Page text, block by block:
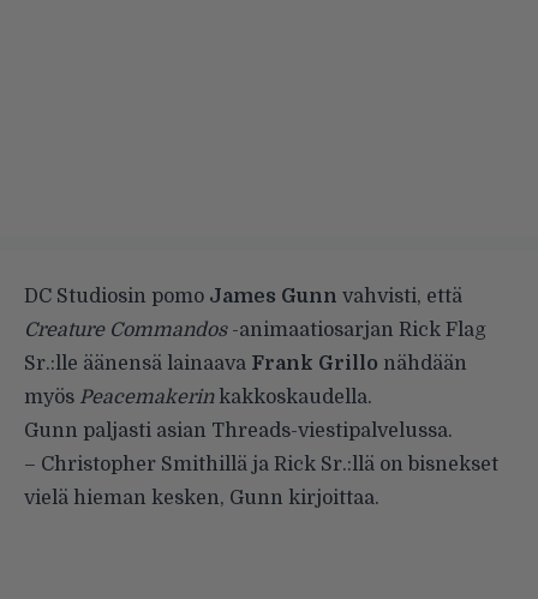
DC Studiosin pomo James Gunn vahvisti, että
Creature Commandos-animaatiosarjan Rick Flag
Sr.:lle äänensä lainaava Frank Grillo nähdään
myös Peacemakerinkakkoskaudella.
Gunn paljasti asian Threads-viestipalvelussa.
– Christopher Smithillä ja Rick Sr.:llä on bisnekset
vielä hieman kesken, Gunn kirjoittaa.